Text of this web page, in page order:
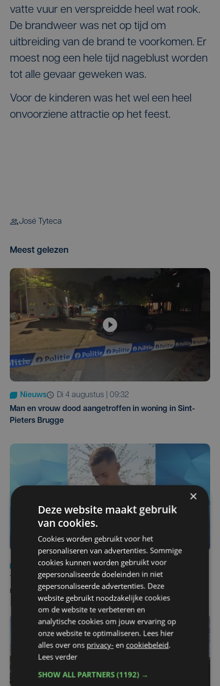
vatte vuur en verspreidde heel wat rook.
De brandweer was net op tijd om
uitbreiding van de brand te voorkomen. Er
moest nog een hele tijd nageblust worden
tot alle gevaar geweken was.
Voor de kinderen was het wel een heel
onvoorziene attractie op het feest.
José Tyteca
Meest gelezen
Nieuws
di 4 augustus | 09:32
Man en vrouw dood aangetroffen in woning in Sint-
Pieters Brugge
Nieuws
do 6 augustus | 21:30
Yaro (19), slachtoffer van vechtpartij, is na
maandenlange coma overleden
×
Deze website maakt gebruik
van cookies.
Cookies worden gebruikt voor het
personaliseren van advertenties. Sommige
cookies kunnen worden gebruikt voor
gepersonaliseerde doeleinden in niet
gepersonaliseerde advertenties. Deze
website gebruikt noodzakelijke cookies
om de website te verbeteren en
analytische cookies om jouw ervaring op
onze website te optimaliseren. Lees hier
alles over ons privacy- en cookiebeleid.
Lees verder
SHOW ALL PARTNERS(1192) →